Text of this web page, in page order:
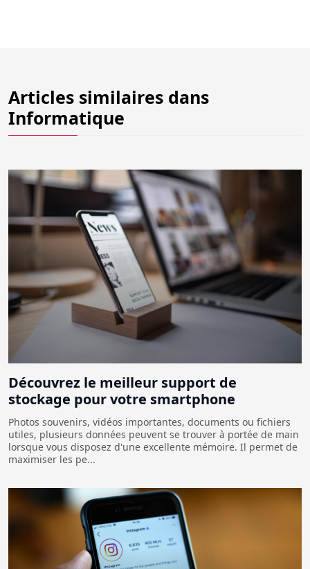
Articles similaires dans
Informatique
Découvrez le meilleur support de
stockage pour votre smartphone
Photos souvenirs, vidéos importantes, documents ou fichiers
utiles, plusieurs données peuvent se trouver à portée de main
lorsque vous disposez d'une excellente mémoire. Il permet de
maximiser les pe...